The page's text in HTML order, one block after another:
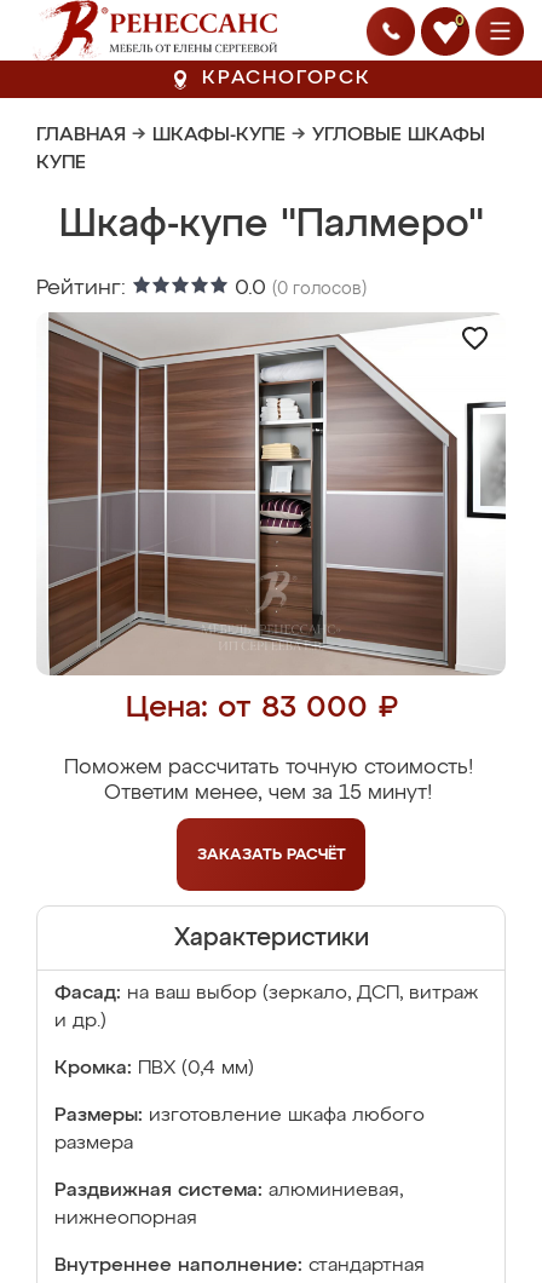
0
КРАСНОГОРСК
ГЛАВНАЯ → ШКАФЫ-КУПЕ → УГЛОВЫЕ ШКАФЫ
КУПЕ
Шкаф-купе "Палмеро"
Рейтинг: 0.0 (0 голосов)
Цена: от 83 000 ₽
Поможем рассчитать точную стоимость!
Ответим менее, чем за 15 минут!
ЗАКАЗАТЬ РАСЧЁТ
Характеристики
Фасад: на ваш выбор (зеркало, ДСП, витраж
и др.)
Кромка: ПВХ (0,4 мм)
Размеры: изготовление шкафа любого
размера
Раздвижная система: алюминиевая,
нижнеопорная
Внутреннее наполнение: стандартная